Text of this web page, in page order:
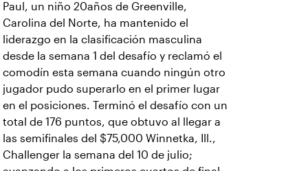
Paul, un niño 20años de Greenville,
Carolina del Norte, ha mantenido el
liderazgo en la clasificación masculina
desde la semana 1 del desafío y reclamó el
comodín esta semana cuando ningún otro
jugador pudo superarlo en el primer lugar
en el posiciones. Terminó el desafío con un
total de 176 puntos, que obtuvo al llegar a
las semifinales del $75,000 Winnetka, Ill.,
Challenger la semana del 10 de julio;